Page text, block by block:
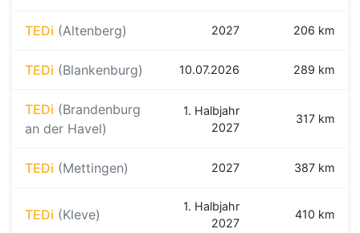
TEDi (Altenberg) 2027 206 km
TEDi (Blankenburg) 10.07.2026 289 km
TEDi (Brandenburg
an der Havel)
1. Halbjahr
2027
317 km
TEDi (Mettingen) 2027 387 km
TEDi (Kleve)
1. Halbjahr
2027
410 km